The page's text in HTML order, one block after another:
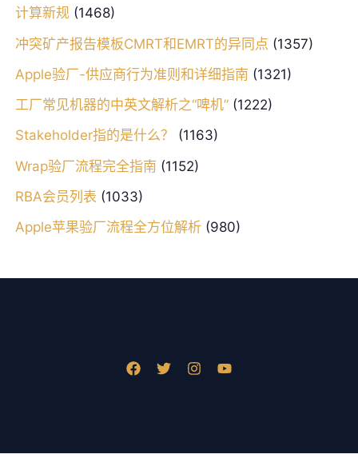
计算新规(1468)
冲突矿产报告模板CMRT和EMRT的异同点 (1357)
Apple验厂-供应商行为准则和详细指南 (1321)
工厂常见机器的中英文解析之“啤机”(1222)
Stakeholder指的是什么？
(1163)
Wrap验厂流程完全指南 (1152)
RBA会员列表 (1033)
Apple苹果验厂流程全方位解析(980)